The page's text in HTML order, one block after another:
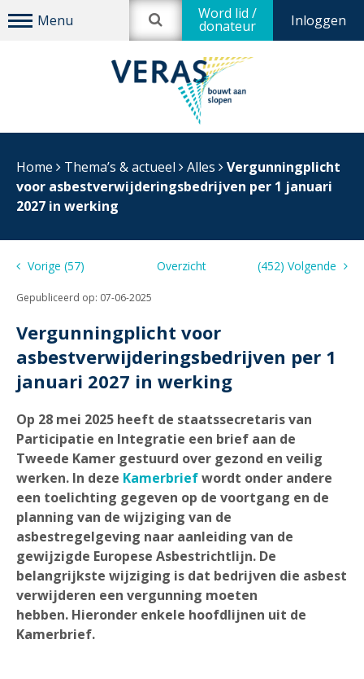
Inloggen
Word lid /
donateur
Home Thema’s & actueel Alles
Vergunningplicht
voor asbestverwijderingsbedrijven per 1 januari
2027 in werking
Vorige (57) Overzicht (452) Volgende
Gepubliceerd op: 07-06-2025
Vergunningplicht voor
asbestverwijderingsbedrijven per 1
januari 2027 in werking
Op 28 mei 2025 heeft de staatssecretaris van
Participatie en Integratie een brief aan de
Tweede Kamer gestuurd over gezond en veilig
werken. In deze Kamerbriefwordt onder andere
een toelichting gegeven op de voortgang en de
planning van de wijziging van de
asbestregelgeving naar aanleiding van de
gewijzigde Europese Asbestrichtlijn. De
belangrijkste wijziging is dat bedrijven die asbest
verwijderen een vergunning moeten
hebben. Hieronder enkele hoofdlijnen uit de
Kamerbrief.